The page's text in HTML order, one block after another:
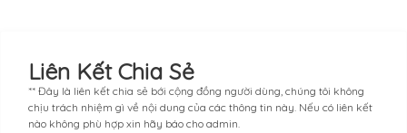
Liên Kết Chia Sẻ
** Đây là liên kết chia sẻ bới cộng đồng người dùng, chúng tôi không
chịu trách nhiệm gì về nội dung của các thông tin này. Nếu có liên kết
nào không phù hợp xin hãy báo cho admin.